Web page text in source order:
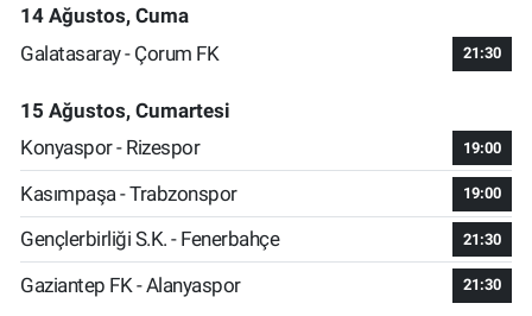
14 Ağustos, Cuma
Galatasaray - Çorum FK
21:30
15 Ağustos, Cumartesi
Konyaspor - Rizespor
19:00
Kasımpaşa - Trabzonspor 19:00
Gençlerbirliği S.K. - Fenerbahçe 21:30
Gaziantep FK - Alanyaspor 21:30